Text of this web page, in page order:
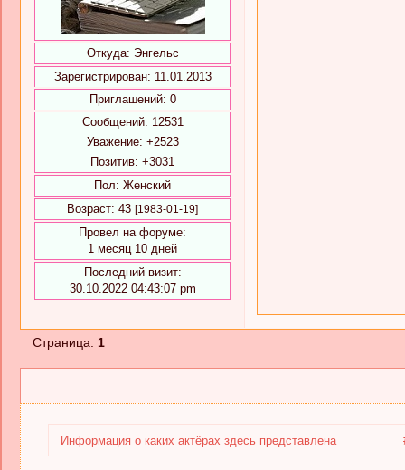
Откуда: Энгельс
Зарегистрирован: 11.01.2013
Приглашений: 0
Сообщений: 12531
Уважение: +2523
Позитив: +3031
Пол: Женский
Возраст: 43 [1983-01-19]
Провел на форуме:
1 месяц 10 дней
Последний визит:
30.10.2022 04:43:07 pm
Страница: 1
Информация о каких актёрах здесь представлена